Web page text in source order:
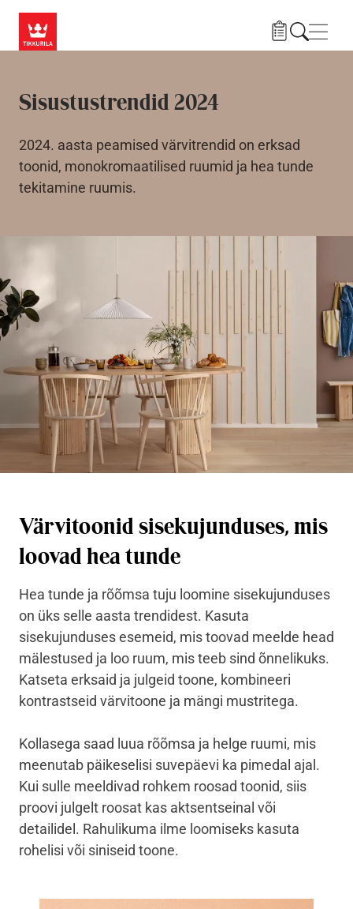
Sisustustrendid 2024
2024. aasta peamised värvitrendid on erksad
toonid, monokromaatilised ruumid ja hea tunde
tekitamine ruumis.
Värvitoonid sisekujunduses, mis
loovad hea tunde
Hea tunde ja rõõmsa tuju loomine sisekujunduses
on üks selle aasta trendidest. Kasuta
sisekujunduses esemeid, mis toovad meelde head
mälestused ja loo ruum, mis teeb sind õnnelikuks.
Katseta erksaid ja julgeid toone, kombineeri
kontrastseid värvitoone ja mängi mustritega.
Kollasega saad luua rõõmsa ja helge ruumi, mis
meenutab päikeselisi suvepäevi ka pimedal ajal.
Kui sulle meeldivad rohkem roosad toonid, siis
proovi julgelt roosat kas aktsentseinal või
detailidel. Rahulikuma ilme loomiseks kasuta
rohelisi või siniseid toone.